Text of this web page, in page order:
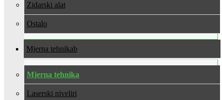
Zidarski alat
Ostalo
Mjerna tehnika
Mjerna tehnika
Laserski niveliri